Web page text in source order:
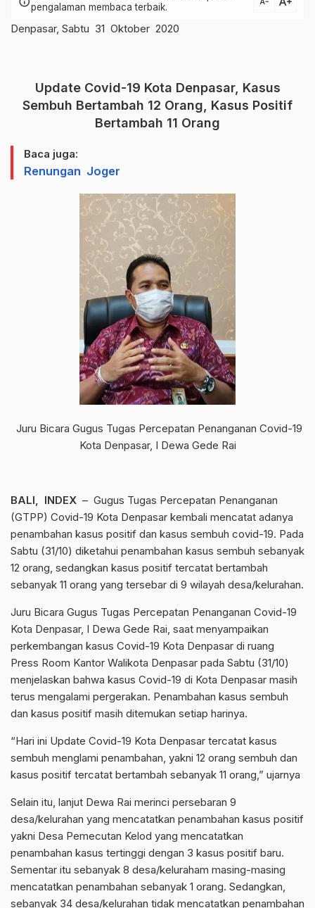
pengalaman membaca terbaik.
Denpasar, Sabtu 31 Oktober 2020
Update Covid-19 Kota Denpasar, Kasus
Sembuh Bertambah 12 Orang, Kasus Positif
Bertambah 11 Orang
Baca juga:
Renungan Joger
Juru Bicara Gugus Tugas Percepatan Penanganan Covid-19
Kota Denpasar, I Dewa Gede Rai
BALI, INDEX – Gugus Tugas Percepatan Penanganan
(GTPP) Covid-19 Kota Denpasar kembali mencatat adanya
penambahan kasus positif dan kasus sembuh covid-19. Pada
Sabtu (31/10) diketahui penambahan kasus sembuh sebanyak
12 orang, sedangkan kasus positif tercatat bertambah
sebanyak 11 orang yang tersebar di 9 wilayah desa/kelurahan.
Juru Bicara Gugus Tugas Percepatan Penanganan Covid-19
Kota Denpasar, I Dewa Gede Rai, saat menyampaikan
perkembangan kasus Covid-19 Kota Denpasar di ruang
Press Room Kantor Walikota Denpasar pada Sabtu (31/10)
menjelaskan bahwa kasus Covid-19 di Kota Denpasar masih
terus mengalami pergerakan. Penambahan kasus sembuh
dan kasus positif masih ditemukan setiap harinya.
“Hari ini Update Covid-19 Kota Denpasar tercatat kasus
sembuh menglami penambahan, yakni 12 orang sembuh dan
kasus positif tercatat bertambah sebanyak 11 orang,” ujarnya
Selain itu, lanjut Dewa Rai merinci persebaran 9
desa/kelurahan yang mencatatkan penambahan kasus positif
yakni Desa Pemecutan Kelod yang mencatatkan
penambahan kasus tertinggi dengan 3 kasus positif baru.
Sementar itu sebanyak 8 desa/keluraham masing-masing
mencatatkan penambahan sebanyak 1 orang. Sedangkan,
sebanyak 34 desa/kelurahan tidak mencatatkan penambahan